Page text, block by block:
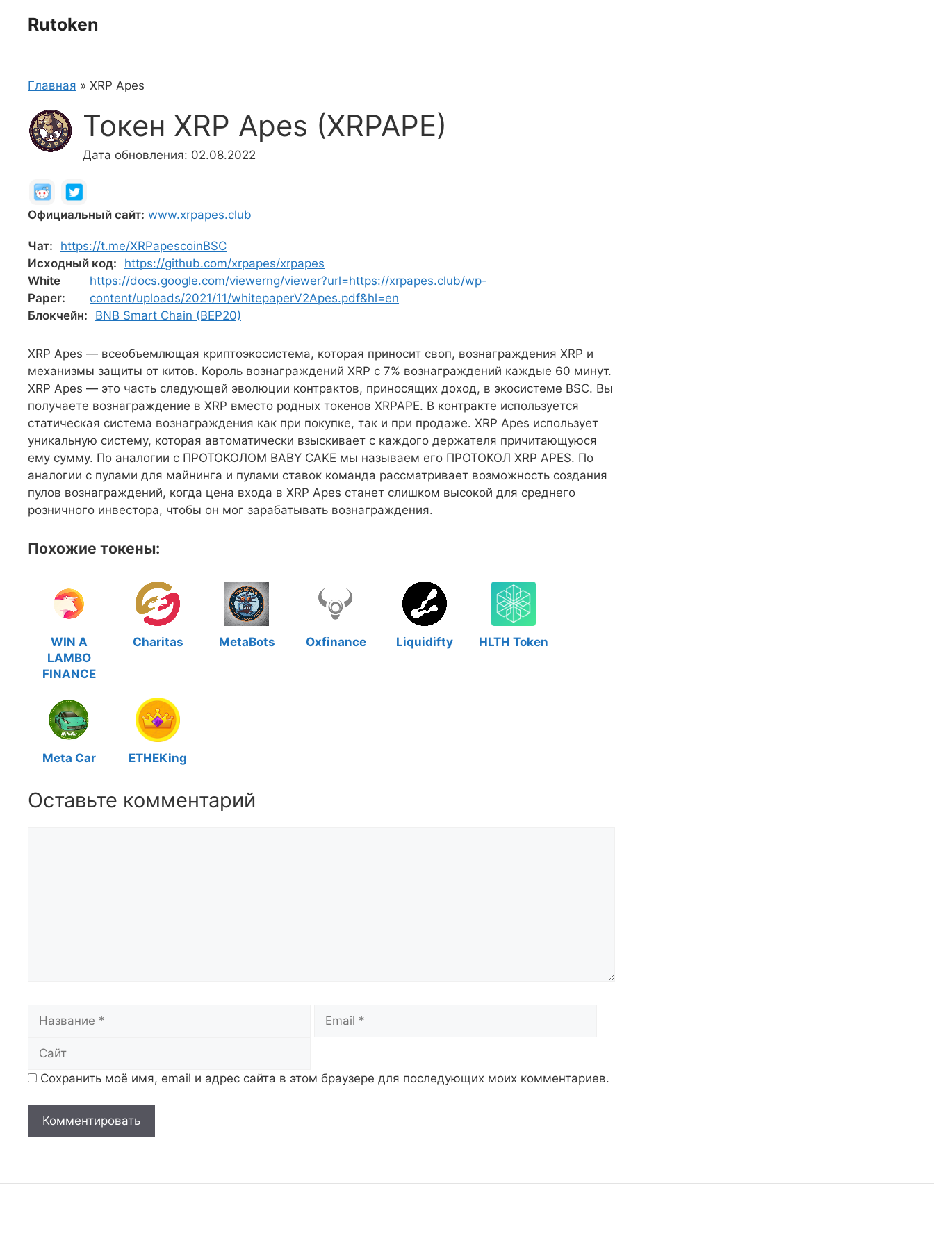
Rutoken
Главная » XRP Apes
Токен XRP Apes (XRPAPE)
Дата обновления: 02.08.2022
Официальный сайт: www.xrpapes.club
Чат:
https://t.me/XRPapescoinBSC
Исходный код:
https://github.com/xrpapes/xrpapes
White
Paper:
https://docs.google.com/viewerng/viewer?url=https://xrpapes.club/wp-
content/uploads/2021/11/whitepaperV2Apes.pdf&hl=en
Блокчейн:
BNB Smart Chain (BEP20)
XRP Apes — всеобъемлющая криптоэкосистема, которая приносит своп, вознаграждения XRP и
механизмы защиты от китов. Король вознаграждений XRP с 7% вознаграждений каждые 60 минут.
XRP Apes — это часть следующей эволюции контрактов, приносящих доход, в экосистеме BSC. Вы
получаете вознаграждение в XRP вместо родных токенов XRPAPE. В контракте используется
статическая система вознаграждения как при покупке, так и при продаже. XRP Apes использует
уникальную систему, которая автоматически взыскивает с каждого держателя причитающуюся
ему сумму. По аналогии с ПРОТОКОЛОМ BABY CAKE мы называем его ПРОТОКОЛ XRP APES. По
аналогии с пулами для майнинга и пулами ставок команда рассматривает возможность создания
пулов вознаграждений, когда цена входа в XRP Apes станет слишком высокой для среднего
розничного инвестора, чтобы он мог зарабатывать вознаграждения.
Похожие токены:
WIN A
LAMBO
FINANCE
Charitas MetaBots Oxfinance Liquidifty HLTH Token
Meta Car ETHEKing
Оставьте комментарий
Сохранить моё имя, email и адрес сайта в этом браузере для последующих моих комментариев.